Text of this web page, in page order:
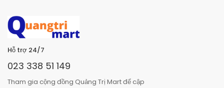
Hỗ trợ 24/7
023 338 51 149
Tham gia cộng đồng Quảng Trị Mart để cập